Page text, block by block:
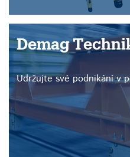
Demag
Udržujte své podnikání v